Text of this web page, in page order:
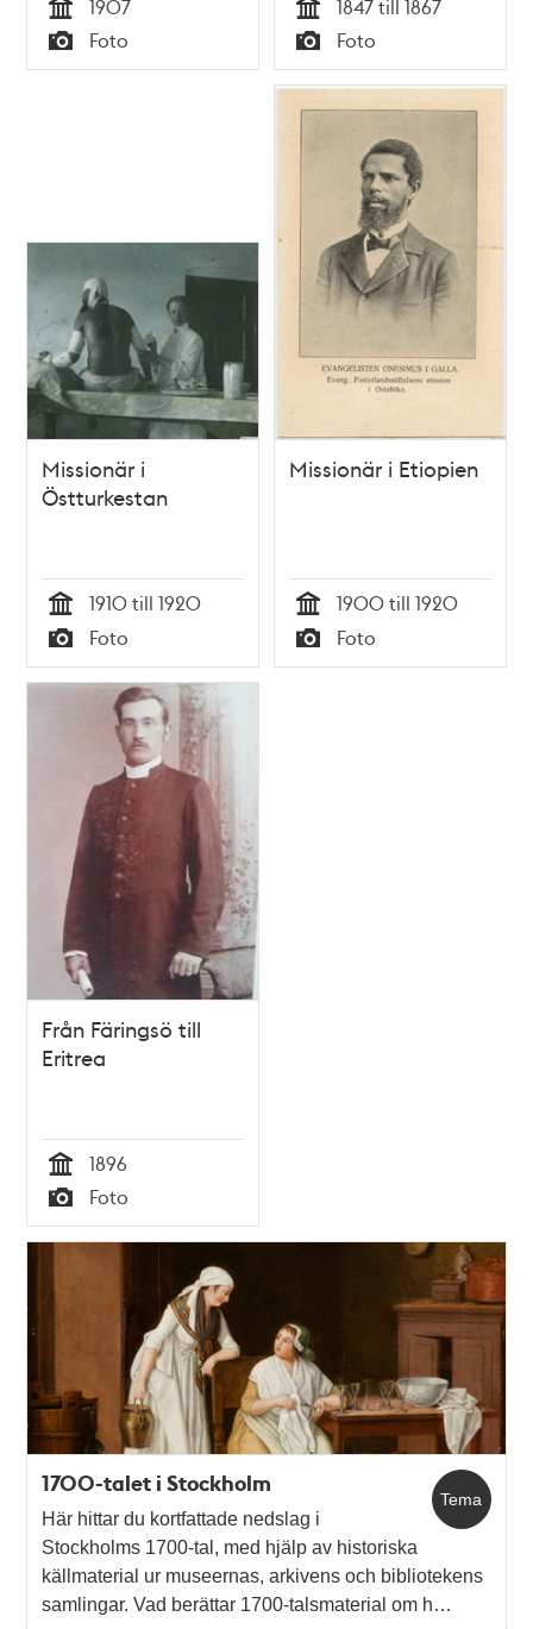
Tid
1907
Typ
Foto Tid
1847 till 1867
Typ
Foto
Missionär i
Östturkestan
Tid
1910 till 1920
Typ
Foto
Missionär i Etiopien
Tid
1900 till 1920
Typ
Foto
Från Färingsö till
Eritrea
Tid
1896
Typ
Foto
Tema
1700-talet i Stockholm
Här hittar du kortfattade nedslag i
Stockholms 1700-tal, med hjälp av historiska
källmaterial ur museernas, arkivens och bibliotekens
samlingar. Vad berättar 1700-talsmaterial om h…